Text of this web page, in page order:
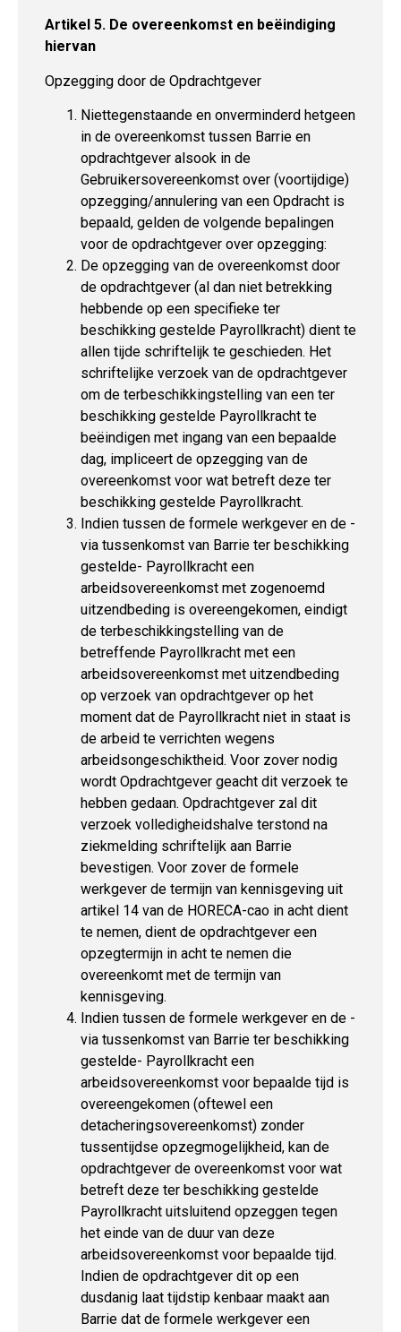
Artikel 5. De overeenkomst en beëindiging
hiervan
Opzegging door de Opdrachtgever
Niettegenstaande en onverminderd hetgeen
in de overeenkomst tussen Barrie en
opdrachtgever alsook in de
Gebruikersovereenkomst over (voortijdige)
opzegging/annulering van een Opdracht is
bepaald, gelden de volgende bepalingen
voor de opdrachtgever over opzegging:
De opzegging van de overeenkomst door
de opdrachtgever (al dan niet betrekking
hebbende op een specifieke ter
beschikking gestelde Payrollkracht) dient te
allen tijde schriftelijk te geschieden. Het
schriftelijke verzoek van de opdrachtgever
om de terbeschikkingstelling van een ter
beschikking gestelde Payrollkracht te
beëindigen met ingang van een bepaalde
dag, impliceert de opzegging van de
overeenkomst voor wat betreft deze ter
beschikking gestelde Payrollkracht.
Indien tussen de formele werkgever en de -
via tussenkomst van Barrie ter beschikking
gestelde- Payrollkracht een
arbeidsovereenkomst met zogenoemd
uitzendbeding is overeengekomen, eindigt
de terbeschikkingstelling van de
betreffende Payrollkracht met een
arbeidsovereenkomst met uitzendbeding
op verzoek van opdrachtgever op het
moment dat de Payrollkracht niet in staat is
de arbeid te verrichten wegens
arbeidsongeschiktheid. Voor zover nodig
wordt Opdrachtgever geacht dit verzoek te
hebben gedaan. Opdrachtgever zal dit
verzoek volledigheidshalve terstond na
ziekmelding schriftelijk aan Barrie
bevestigen. Voor zover de formele
werkgever de termijn van kennisgeving uit
artikel 14 van de HORECA-cao in acht dient
te nemen, dient de opdrachtgever een
opzegtermijn in acht te nemen die
overeenkomt met de termijn van
kennisgeving.
Indien tussen de formele werkgever en de -
via tussenkomst van Barrie ter beschikking
gestelde- Payrollkracht een
arbeidsovereenkomst voor bepaalde tijd is
overeengekomen (oftewel een
detacheringsovereenkomst) zonder
tussentijdse opzegmogelijkheid, kan de
opdrachtgever de overeenkomst voor wat
betreft deze ter beschikking gestelde
Payrollkracht uitsluitend opzeggen tegen
het einde van de duur van deze
arbeidsovereenkomst voor bepaalde tijd.
Indien de opdrachtgever dit op een
dusdanig laat tijdstip kenbaar maakt aan
Barrie dat de formele werkgever een